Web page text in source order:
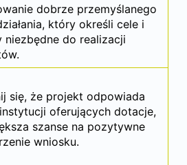
dobrze przemyślanego
który określi cele i
niezbędne do realizacji
się, że projekt odpowiada
oferujących dotacje,
szanse na pozytywne
wniosku.